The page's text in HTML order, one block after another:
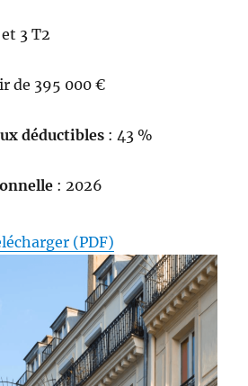
3 T2
de 395 000 €
déductibles : 43 %
: 2026
(PDF)